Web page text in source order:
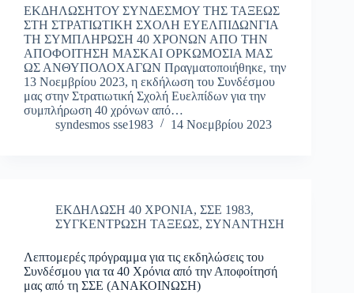
ΕΚΔΗΛΩΣΗΤΟΥ ΣΥΝΔΕΣΜΟΥ ΤΗΣ ΤΑΞΕΩΣ
ΣΤΗ ΣΤΡΑΤΙΩΤΙΚΗ ΣΧΟΛΗ ΕΥΕΛΠΙΔΩΝΓΙΑ
ΤΗ ΣΥΜΠΛΗΡΩΣΗ 40 ΧΡΟΝΩΝ ΑΠΟ ΤΗΝ
ΑΠΟΦΟΙΤΗΣΗ ΜΑΣΚΑΙ ΟΡΚΩΜΟΣΙΑ ΜΑΣ
ΩΣ ΑΝΘΥΠΟΛΟΧΑΓΩΝ Πραγματοποιήθηκε, την
13 Νοεμβρίου 2023, η εκδήλωση του Συνδέσμου
μας στην Στρατιωτική Σχολή Ευελπίδων για την
συμπλήρωση 40 χρόνων από…
syndesmos sse1983
14 Νοεμβρίου 2023
ΕΚΔΗΛΩΣΗ 40 ΧΡΟΝΙΑ, ΣΣΕ 1983,
ΣΥΓΚΕΝΤΡΩΣΗ ΤΑΞΕΩΣ, ΣΥΝΑΝΤΗΣΗ
Λεπτομερές πρόγραμμα για τις εκδηλώσεις του
Συνδέσμου για τα 40 Χρόνια από την Αποφοίτησή
μας από τη ΣΣΕ (ΑΝΑΚΟΙΝΩΣΗ)